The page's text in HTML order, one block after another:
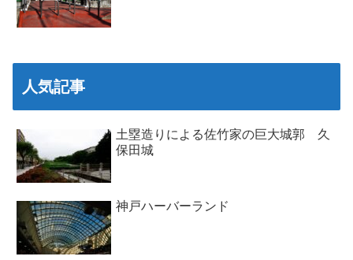
人気記事
土塁造りによる佐竹家の巨大城郭 久
保田城
神戸ハーバーランド